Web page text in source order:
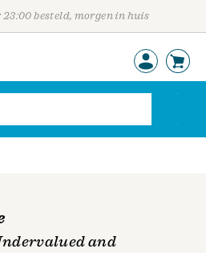
23:00 besteld, morgen in huis
and